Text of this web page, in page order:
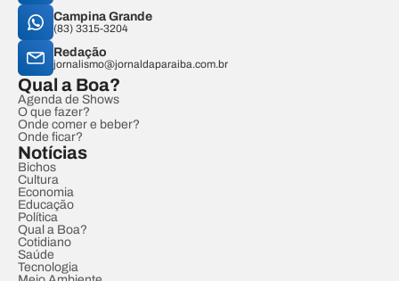
Campina Grande
(83) 3315-3204
Redação
jornalismo@jornaldaparaiba.com.br
Qual a Boa?
Agenda de Shows
O que fazer?
Onde comer e beber?
Onde ficar?
Notícias
Bichos
Cultura
Economia
Educação
Política
Qual a Boa?
Cotidiano
Saúde
Tecnologia